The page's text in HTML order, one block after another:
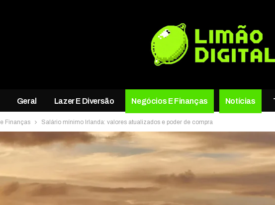
Geral Lazer E Diversão Negócios E Finanças Notícias
Finanças Salário mínimo Irlanda: valores atualizados e poder de compra